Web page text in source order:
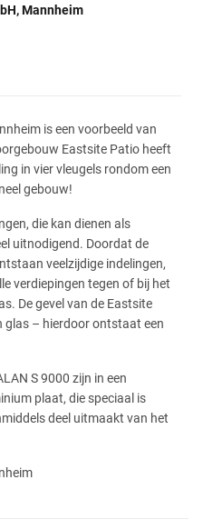
Mannheim
is een voorbeeld van
Eastsite Patio heeft
in vier vleugels rondom een
gebouw!
die kan dienen als
uitnodigend. Doordat de
veelzijdige indelingen,
verdiepingen tegen of bij het
De gevel van de Eastsite
glas – hierdoor ontstaat een
S 9000 zijn in een
plaat, die speciaal is
deel uitmaakt van het